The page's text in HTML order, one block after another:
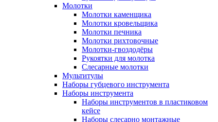
Молотки
Молотки каменщика
Молотки кровельщика
Молотки печника
Молотки рихтовочные
Молотки-гвоздодёры
Рукоятки для молотка
Слесарные молотки
Мультитулы
Наборы губцевого инструмента
Наборы инструмента
Наборы инструментов в пластиковом
кейсе
Наборы слесарно монтажные